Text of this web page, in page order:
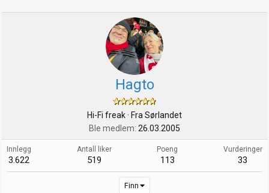
Hagto
Hi-Fi freak· Fra Sørlandet
Ble medlem 26.03.2005
Innlegg
3.622
Antall liker
519
Poeng
113
Vurderinger
33
Finn